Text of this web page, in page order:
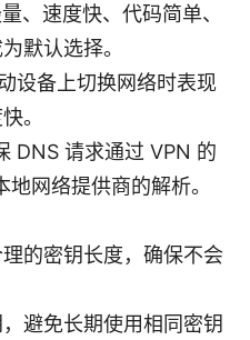
、速度快、代码简单、
默认选择。
设备上切换网络时表现
。
DNS 请求通过 VPN 的
网络提供商的解析。
的密钥长度，确保不会
避免长期使用相同密钥